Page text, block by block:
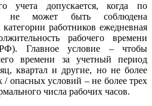
учета допускается, когда по
не может быть соблюдена
работников ежедневная
рабочего времени
Главное условие – чтобы
времени за учетный период
квартал и другие, но не более
/ опасных условий – не более трех
числа рабочих часов.